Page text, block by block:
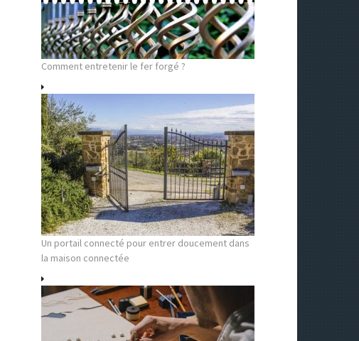
Comment entretenir le fer forgé ?
Un portail connecté pour entrer doucement dans
la maison connectée